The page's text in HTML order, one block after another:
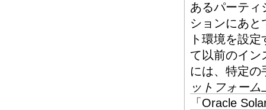
あるパーティ
ションにあ
ト環境を設
て以前のイン
には、特定の
ットフォー
「Oracle